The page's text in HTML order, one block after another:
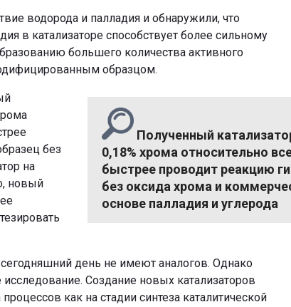
водорода и палладия и обнаружили, что
в катализаторе способствует более сильному
большего количества активного
образцом.
Полученный
0,18% хрома относительно
быстрее проводит реакцию
без оксида хрома и
основе палладия и углерода
без
на
новый
день не имеют аналогов. Однако
Создание новых катализаторов
как на стадии синтеза каталитической